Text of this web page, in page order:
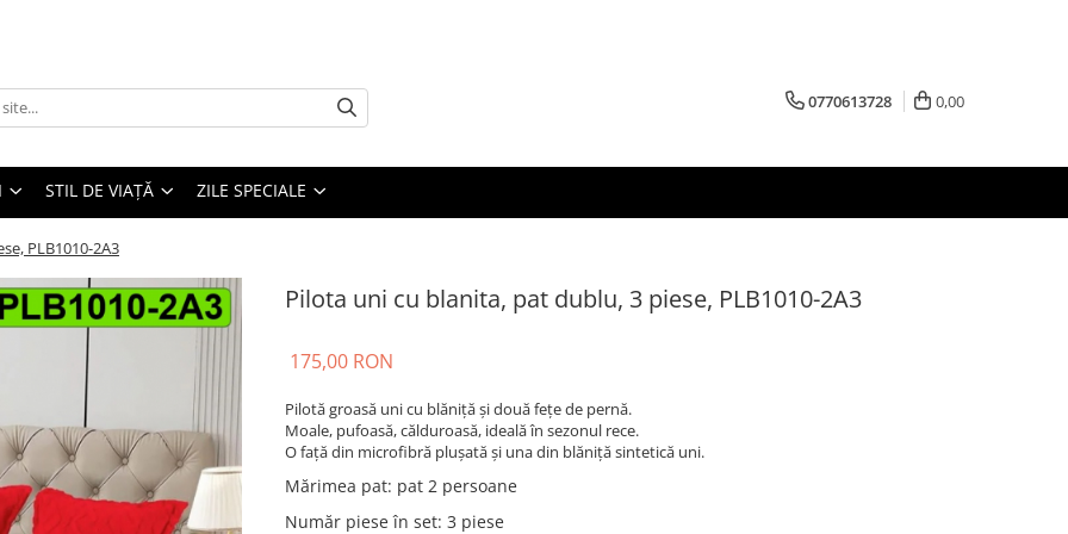
0770613728 0,00
STIL DE VIAȚĂ ZILE SPECIALE
PLB1010-2A3
Pilota uni cu blanita, pat dublu, 3 piese, PLB1010-2A3
175,00 RON
Pilotă groasă uni cu blăniță și două fețe de pernă.
Moale, pufoasă, călduroasă, ideală în sezonul rece.
O față din microfibră plușată și una din blăniță sintetică uni.
Mărimea pat: pat 2 persoane
Număr piese în set: 3 piese